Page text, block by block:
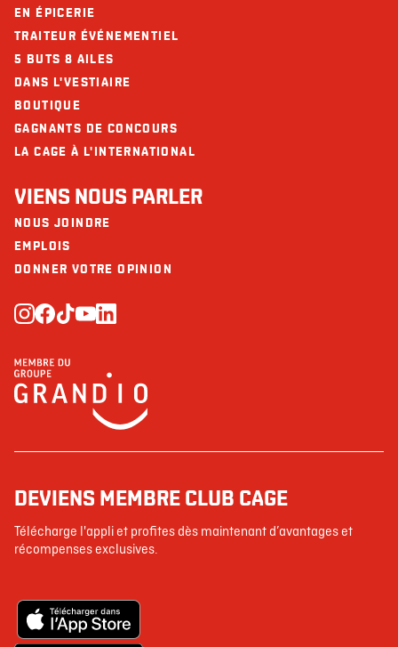
EN ÉPICERIE
TRAITEUR ÉVÉNEMENTIEL
5 BUTS 8 AILES
DANS L'VESTIAIRE
BOUTIQUE
GAGNANTS DE CONCOURS
LA CAGE À L'INTERNATIONAL
VIENS NOUS PARLER
NOUS JOINDRE
EMPLOIS
DONNER VOTRE OPINION
DEVIENS MEMBRE CLUB CAGE
Télécharge l'appli et profites dès maintenant d’avantages et
récompenses exclusives.